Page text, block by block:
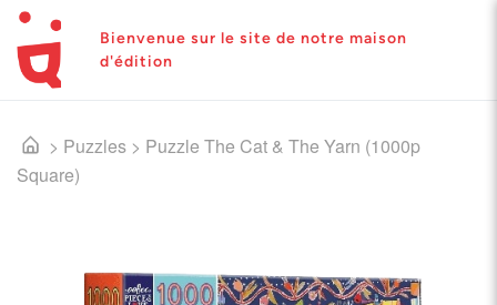
Bienvenue sur le site de notre maison
d'édition
> Puzzles > Puzzle The Cat & The Yarn (1000p
Square)